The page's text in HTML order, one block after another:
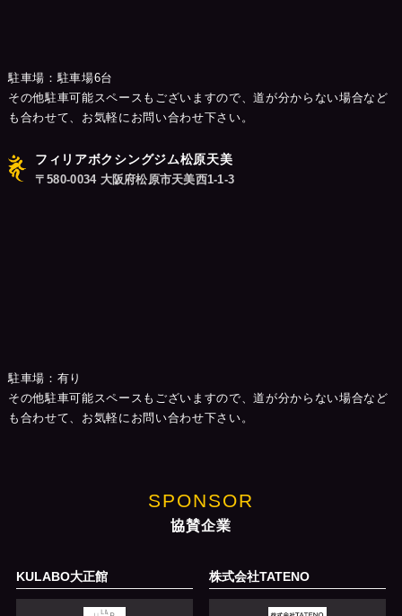
駐車場：駐車場6台
その他駐車可能スペースもございますので、道が分からない場合など
も合わせて、お気軽にお問い合わせ下さい。
フィリアボクシングジム松原天美
〒580-0034 大阪府松原市天美西1-1-3
駐車場：有り
その他駐車可能スペースもございますので、道が分からない場合など
も合わせて、お気軽にお問い合わせ下さい。
SPONSOR
協賛企業
KULABO大正館 株式会社TATENO